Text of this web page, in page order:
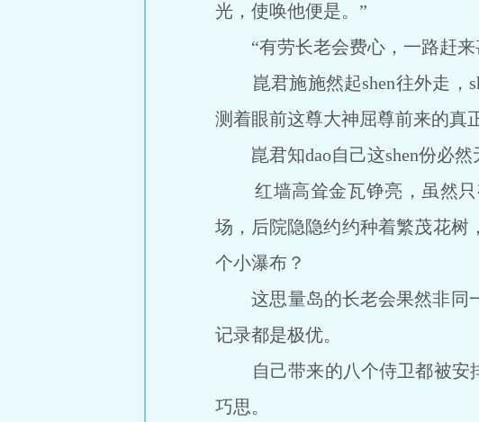
光，使唤他便是。”
“有劳长老会费心，一路赶来
崑君施施然起shen往外走，
测着眼前这尊大神屈尊前来的真
崑君知dao自己这shen份必然
红墙高耸金瓦铮亮，虽然只
场，后院隐隐约约种着繁茂花树
个小瀑布？
这思量岛的长老会果然非同一
记录都是极优。
自己带来的八个侍卫都被安排
巧思。